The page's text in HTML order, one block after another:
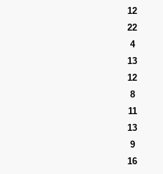
12
22
4
13
12
8
11
13
9
16